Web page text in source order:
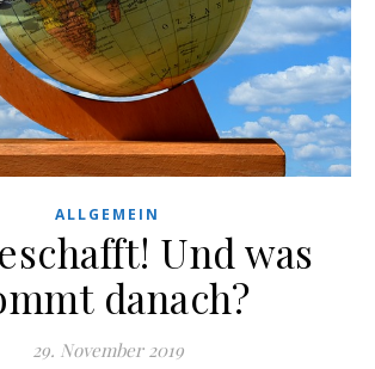
ALLGEMEIN
Und was
danach?
29. November 2019